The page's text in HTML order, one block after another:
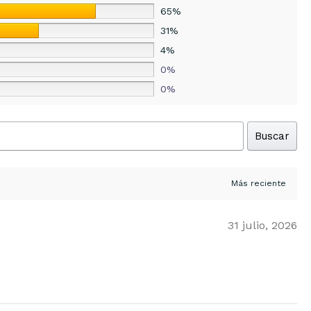
65%
31%
4%
0%
0%
Buscar
31 julio, 2026